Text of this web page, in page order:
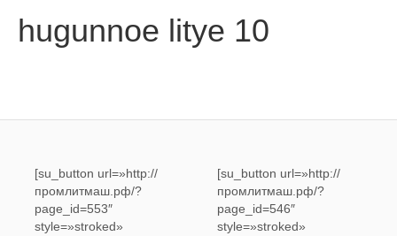
hugunnoe litye 10
[su_button url=»http://
промлитмаш.рф/?
page_id=553″
style=»stroked»
[su_button url=»http://
промлитмаш.рф/?
page_id=546″
style=»stroked»